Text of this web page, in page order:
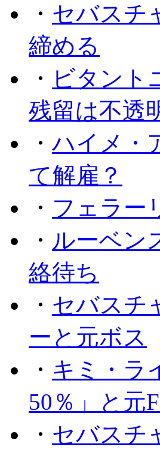
・ セバスチ
締める
・ ビタント
残留は不透
・ハイメ・
て解雇？
・ フェラー
・ ルーベン
絡待ち
・ セバスチ
ーと元ボス
・ キミ・ラ
50％」と元
・ セバスチ